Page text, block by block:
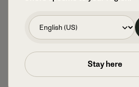
Stay here
Le